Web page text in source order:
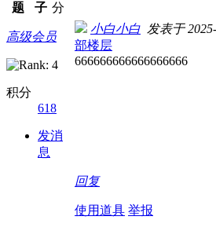
题
子 分
高级会员
积分
618
发消
息
小白小白 发表于
部楼层
666666666666666666
回复
使用道具 举报